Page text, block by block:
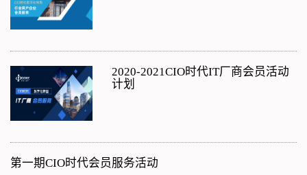
2020-2021CIO时代IT厂商会员活动
计划
第一期CIO时代会员服务活动